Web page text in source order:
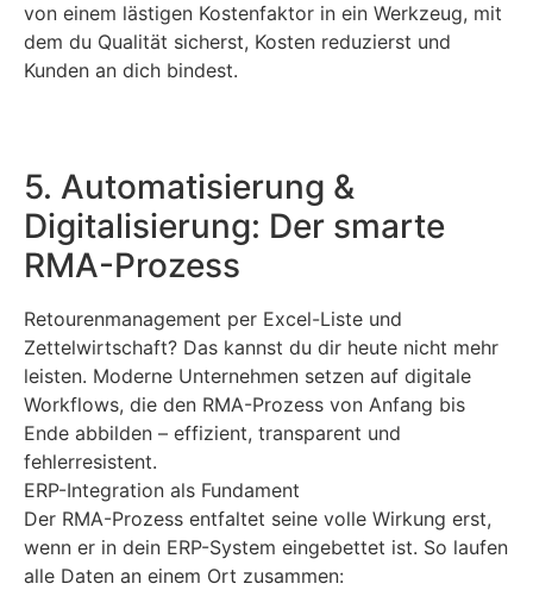
von einem lästigen Kostenfaktor in ein Werkzeug, mit
dem du Qualität sicherst, Kosten reduzierst und
Kunden an dich bindest.
5. Automatisierung &
Digitalisierung: Der smarte
RMA-Prozess
Retourenmanagement per Excel-Liste und
Zettelwirtschaft? Das kannst du dir heute nicht mehr
leisten. Moderne Unternehmen setzen auf digitale
Workflows, die den RMA-Prozess von Anfang bis
Ende abbilden – effizient, transparent und
fehlerresistent.
ERP-Integration als Fundament
Der RMA-Prozess entfaltet seine volle Wirkung erst,
wenn er in dein ERP-System eingebettet ist. So laufen
alle Daten an einem Ort zusammen: